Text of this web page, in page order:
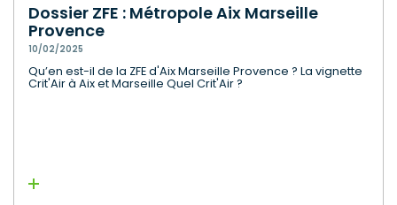
Dossier ZFE : Métropole Aix Marseille
Provence
10/02/2025
Qu’en est-il de la ZFE d'Aix Marseille Provence ? La vignette
Crit'Air à Aix et Marseille Quel Crit'Air ?
Lire la suite